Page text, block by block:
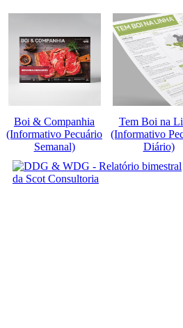
Boi & Companhia
(Informativo Pecuário
Semanal)
Tem Boi na
(Informativo
Diário)